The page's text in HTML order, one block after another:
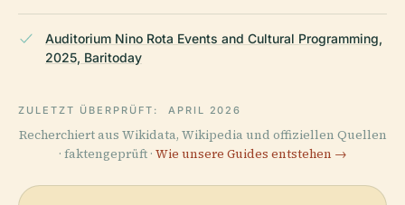
Auditorium Nino Rota Events and Cultural Programming,
2025, Baritoday
ZULETZT ÜBERPRÜFT: APRIL 2026
Recherchiert aus Wikidata, Wikipedia und offiziellen Quellen
· faktengeprüft · Wie unsere Guides entstehen →